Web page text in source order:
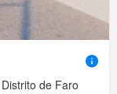
de Faro